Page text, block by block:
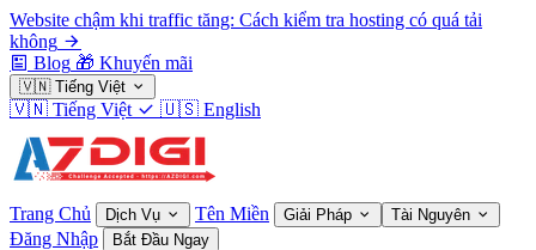
Website chậm khi traffic tăng: Cách kiểm tra hosting có quá tải
không
Blog 🎁 Khuyến mãi
🇻🇳 Tiếng Việt
🇻🇳 Tiếng Việt 🇺🇸 English
Trang Chủ Dịch Vụ Tên Miền Giải Pháp Tài Nguyên
Đăng Nhập Bắt Đầu Ngay